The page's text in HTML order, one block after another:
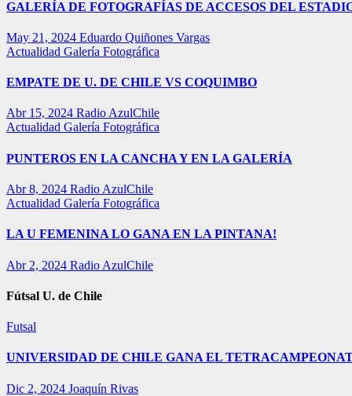
GALERÍA DE FOTOGRAFÍAS DE ACCESOS DEL
May 21, 2024 Eduardo Quiñones Vargas
Actualidad Galería Fotográfica
EMPATE DE U. DE CHILE VS COQUIMBO
Abr 15, 2024 Radio AzulChile
Actualidad Galería Fotográfica
PUNTEROS EN LA CANCHA Y EN LA GALERÍA
Abr 8, 2024 Radio AzulChile
Actualidad Galería Fotográfica
LA U FEMENINA LO GANA EN LA PINTANA!
Abr 2, 2024 Radio AzulChile
Fútsal U. de Chile
Futsal
UNIVERSIDAD DE CHILE GANA EL
Dic 2, 2024 Joaquín Rivas